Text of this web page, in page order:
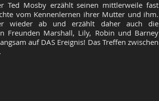
Ted Mosby erzählt seinen mittlerweile fast
vom Kennenlernen ihrer Mutter und ihm.
wieder ab und erzählt daher auch die
Freunden Marshall, Lily, Robin und Barney
auf DAS Ereignis! Das Treffen zwischen